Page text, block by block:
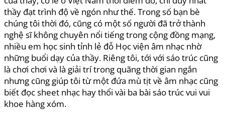
thầy đạt trình độ về ngón như thế. Trong số bạn bè
chúng tôi thời đó, cũng có một số người đã trở thành
nghệ sĩ không chuyên nổi tiếng trong cộng đồng mạng,
nhiều em học sinh tỉnh lẻ đỗ Học viện âm nhạc nhờ
những buổi dạy của thầy. Riêng tôi, tới với sáo trúc cũng
là chơi chơi và là giải trí trong quãng thời gian ngắn
nhưng cũng giúp tôi từ một đứa mù tịt về âm nhạc cũng
biết đọc sheet nhạc hay thổi vài ba bài sáo trúc vui vui
khoe hàng xóm.